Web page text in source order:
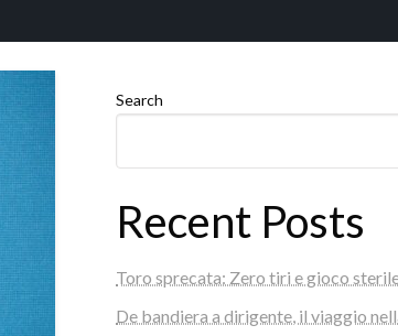
Search
Recent Posts
Toro sprecata: Zero tiri e gioco
De bandiera a dirigente, il viaggio